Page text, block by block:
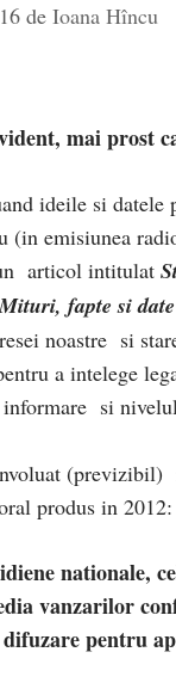
de Ioana Hîncu
mai prost
ideile si datele
(in emisiunea
articol intitulat
fapte si date
noastre si
a intelege
si
(previzibil)
produs in 2012:
nationale,
vanzarilor
pentru